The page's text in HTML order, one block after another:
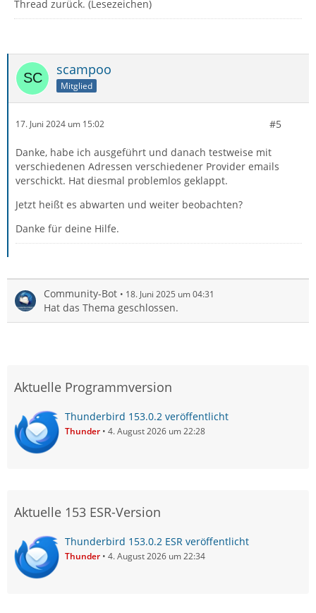
Thread zurück. (Lesezeichen)
scampoo
Mitglied
17. Juni 2024 um 15:02 #5
Danke, habe ich ausgeführt und danach testweise mit
verschiedenen Adressen verschiedener Provider emails
verschickt. Hat diesmal problemlos geklappt.
Jetzt heißt es abwarten und weiter beobachten?
Danke für deine Hilfe.
Community-Bot 18. Juni 2025 um 04:31
Hat das Thema geschlossen.
Aktuelle Programmversion
Thunderbird 153.0.2 veröffentlicht
Thunder 4. August 2026 um 22:28
Aktuelle 153 ESR-Version
Thunderbird 153.0.2 ESR veröffentlicht
Thunder 4. August 2026 um 22:34